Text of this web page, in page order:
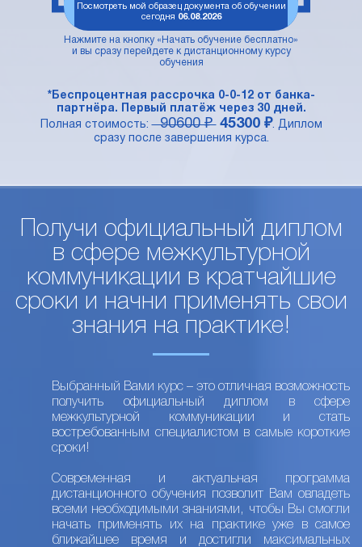
Посмотреть мой образец документа об обучении
сегодня 06.08.2026
Нажмите на кнопку «Начать обучение бесплатно»
и вы сразу перейдете к дистанционному курсу
обучения
*Беспроцентная рассрочка 0-0-12 от банка-
партнёра. Первый платёж через 30 дней.
Полная стоимость:90600 ₽ 45300 ₽. Диплом
сразу после завершения курса.
Получи официальный диплом
в сфере межкультурной
коммуникации в кратчайшие
сроки и начни применять свои
знания на практике!
Выбранный Вами курс – это отличная возможность
получить официальный диплом в сфере
межкультурной коммуникации и стать
востребованным специалистом в самые короткие
сроки!
Современная и актуальная программа
дистанционного обучения позволит Вам овладеть
всеми необходимыми знаниями, чтобы Вы смогли
начать применять их на практике уже в самое
ближайшее время и достигли максимальных